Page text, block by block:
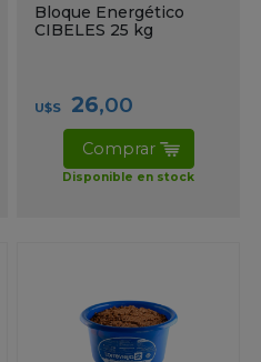
Bloque Energético
CIBELES 25 kg
U$S 26,00
Disponible en stock
Comprar